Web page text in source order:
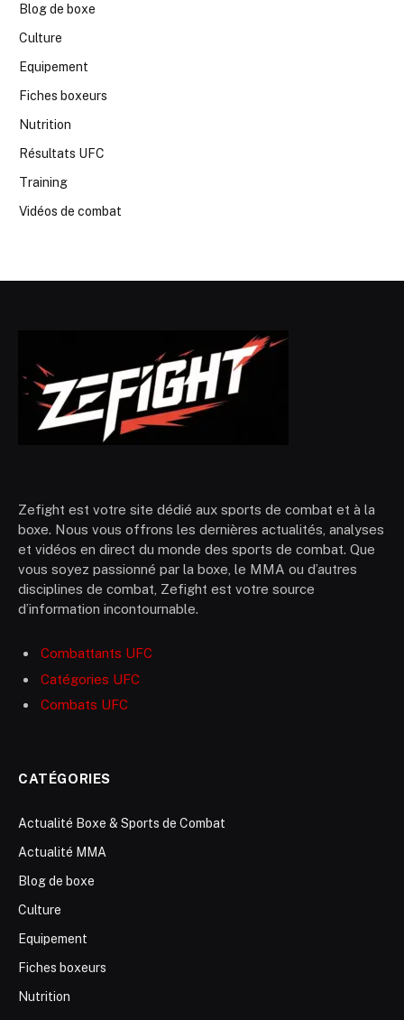
Blog de boxe
Culture
Equipement
Fiches boxeurs
Nutrition
Résultats UFC
Training
Vidéos de combat
Zefight est votre site dédié aux sports de combat et à la
boxe. Nous vous offrons les dernières actualités, analyses
et vidéos en direct du monde des sports de combat. Que
vous soyez passionné par la boxe, le MMA ou d’autres
disciplines de combat, Zefight est votre source
d’information incontournable.
Combattants UFC
Catégories UFC
Combats UFC
CATÉGORIES
Actualité Boxe & Sports de Combat
Actualité MMA
Blog de boxe
Culture
Equipement
Fiches boxeurs
Nutrition